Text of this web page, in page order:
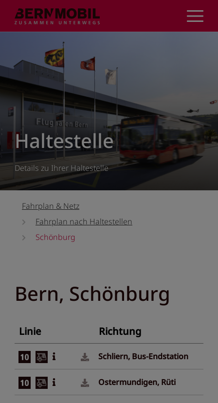
Inhalt
Haltestelle
Details zu Ihrer Haltestelle
Fahrplan & Netz
Fahrplan nach Haltestellen
Schönburg
Bern, Schönburg
Linie Richtung
Schliern, Bus-Endstation
Ostermundigen, Rüti